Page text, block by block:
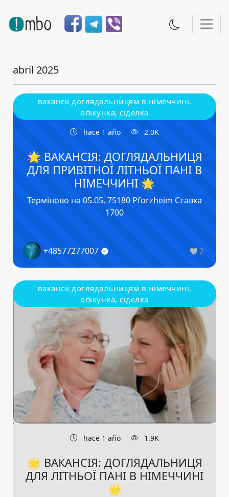
abril 2025
hace 1 año 2.0K
2
вакансії доглядальницям в німеччині,
опікунка, сіделка
🌟 ВАКАНСІЯ: ДОГЛЯДАЛЬНИЦЯ
ДЛЯ ПРИВІТНОЇ ЛІТНЬОЇ ПАНІ В
НІМЕЧЧИНІ 🌟
Терміново на 05.05. 75180 Pforzheim Ставка
1700
+48577277007
вакансії доглядальницям в німеччині,
опікунка, сіделка
hace 1 año 1.9K
🌟 ВАКАНСІЯ: ДОГЛЯДАЛЬНИЦЯ
ДЛЯ ЛІТНЬОЇ ПАНІ В НІМЕЧЧИНІ
🌟